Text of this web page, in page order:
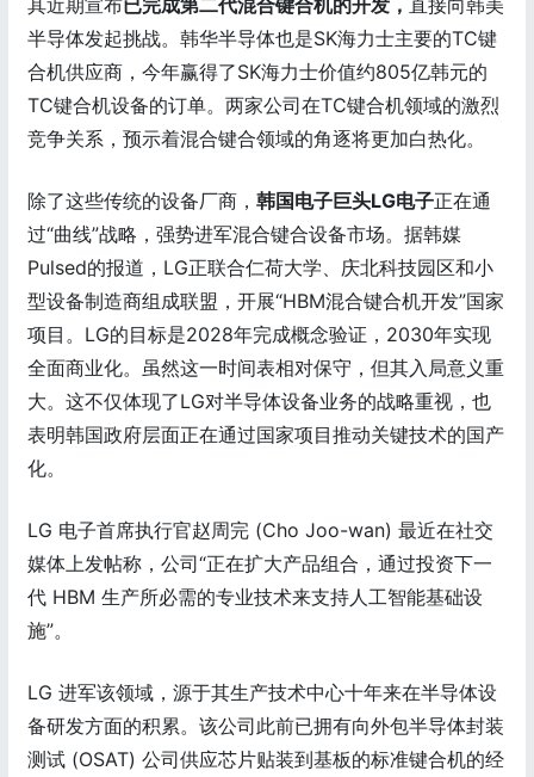
其近期宣布已完成第二代混合键合机的开发， 直接向韩美
半导体发起挑战。韩华半导体也是SK海力士主要的TC键
合机供应商，今年赢得了SK海力士价值约805亿韩元的
TC键合机设备的订单。两家公司在TC键合机领域的激烈
竞争关系，预示着混合键合领域的角逐将更加白热化。
除了这些传统的设备厂商， 韩国电子巨头LG电子正在通
过“曲线”战略，强势进军混合键合设备市场。据韩媒
Pulsed的报道，LG正联合仁荷大学、庆北科技园区和小
型设备制造商组成联盟，开展“HBM混合键合机开发”国家
项目。LG的目标是2028年完成概念验证，2030年实现
全面商业化。虽然这一时间表相对保守，但其入局意义重
大。这不仅体现了LG对半导体设备业务的战略重视，也
表明韩国政府层面正在通过国家项目推动关键技术的国产
化。
LG 电子首席执行官赵周完 (Cho Joo-wan) 最近在社交
媒体上发帖称，公司“正在扩大产品组合，通过投资下一
代 HBM 生产所必需的专业技术来支持人工智能基础设
施”。
LG 进军该领域，源于其生产技术中心十年来在半导体设
备研发方面的积累。该公司此前已拥有向外包半导体封装
测试 (OSAT) 公司供应芯片贴装到基板的标准键合机的经